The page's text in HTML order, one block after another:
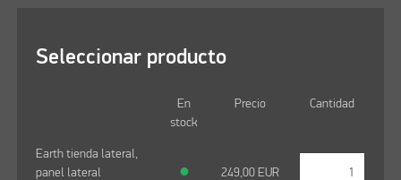
Seleccionar producto
En
stock
Precio Cantidad
Earth tienda lateral,
panel lateral
● 249,00 EUR